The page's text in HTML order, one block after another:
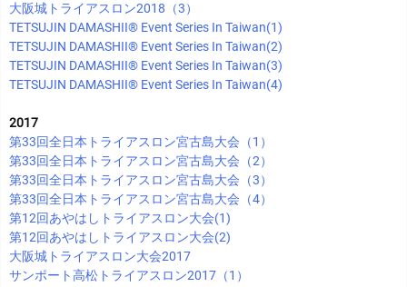
大阪城トライアスロン2018（3）
TETSUJIN DAMASHII®︎ Event Series In Taiwan(1)
TETSUJIN DAMASHII®︎ Event Series In Taiwan(2)
TETSUJIN DAMASHII®︎ Event Series In Taiwan(3)
TETSUJIN DAMASHII®︎ Event Series In Taiwan(4)
2017
第33回全日本トライアスロン宮古島大会（1）
第33回全日本トライアスロン宮古島大会（2）
第33回全日本トライアスロン宮古島大会（3）
第33回全日本トライアスロン宮古島大会（4）
第12回あやはしトライアスロン大会(1)
第12回あやはしトライアスロン大会(2)
大阪城トライアスロン大会2017
サンポート高松トライアスロン2017（1）